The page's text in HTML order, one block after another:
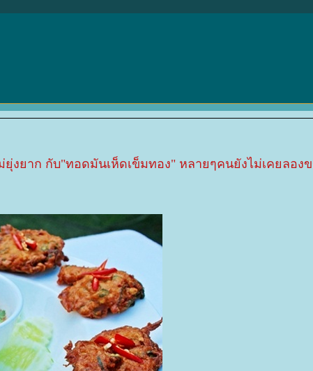
งยาก กับ"ทอดมันเห็ดเข็มทอง" หลายๆคนยังไม่เคยลอง